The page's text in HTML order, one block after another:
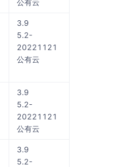
公有云
3.9
5.2-
20221121
公有云
3.9
5.2-
20221121
公有云
3.9
5.2-